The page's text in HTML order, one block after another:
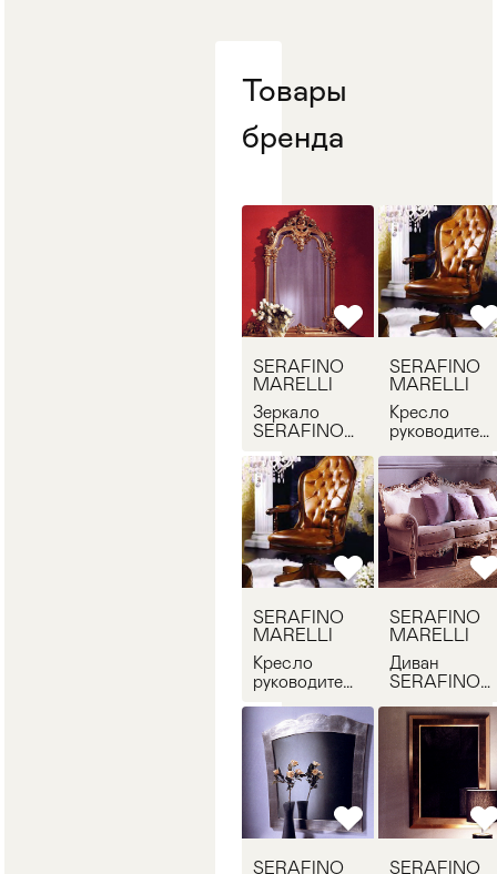
Товары
бренда
SERAFINO
MARELLI
Зеркало
SERAFINO
88
SERAFINO
MARELLI
Кресло
MARELLI
1317
SERAFINO
MARELLI
Кресло
руководителя
MARELLI
1317
SERAFINO
MARELLI
Диван
SERAFINO
37
SERAFINO SERAFINO